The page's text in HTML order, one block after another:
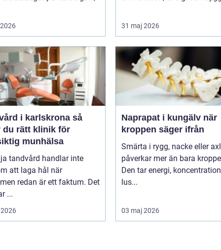
31 maj 2026
i karlskrona så
du rätt klinik för
munhälsa
tandvård handlar inte
att laga hål när
redan är ett faktum. Det
...
Naprapat i kungälv när
kroppen säger ifrån
Smärta i rygg, nacke eller
påverkar mer än bara
Den tar energi,
lus...
03 maj 2026